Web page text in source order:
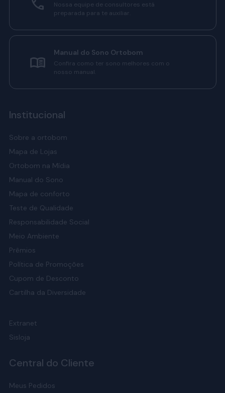
Nossa equipe de consultores está
preparada para te auxiliar.
Manual do Sono Ortobom
Confira como ter sono melhores com o
nosso manual.
Institucional
Sobre a ortobom
Mapa de Lojas
Ortobom na Mídia
Manual do Sono
Mapa de conforto
Teste de Qualidade
Responsabilidade Social
Meio Ambiente
Prêmios
Política de Promoções
Cupom de Desconto
Cartilha da Diversidade
Extranet
Sisloja
Central do Cliente
Meus Pedidos